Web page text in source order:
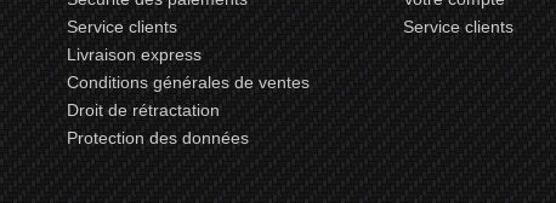
Service clients
Livraison express
Conditions générales de ventes
Droit de rétractation
Protection des données
Service clients